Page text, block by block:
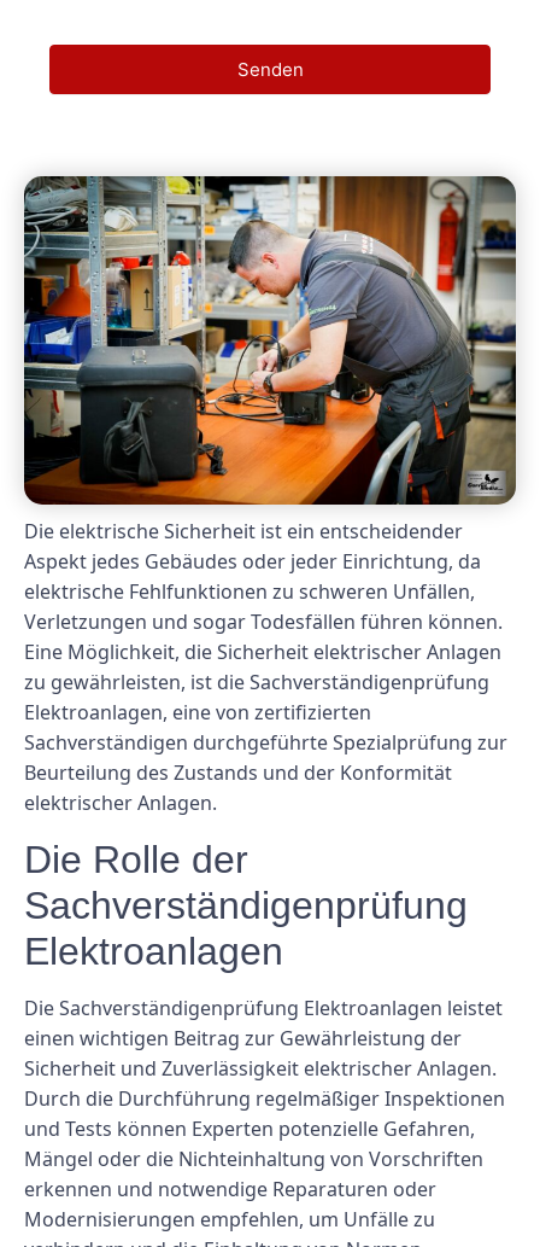
Senden
Die elektrische Sicherheit ist ein entscheidender
Aspekt jedes Gebäudes oder jeder Einrichtung, da
elektrische Fehlfunktionen zu schweren Unfällen,
Verletzungen und sogar Todesfällen führen können.
Eine Möglichkeit, die Sicherheit elektrischer Anlagen
zu gewährleisten, ist die Sachverständigenprüfung
Elektroanlagen, eine von zertifizierten
Sachverständigen durchgeführte Spezialprüfung zur
Beurteilung des Zustands und der Konformität
elektrischer Anlagen.
Die Rolle der
Sachverständigenprüfung
Elektroanlagen
Die Sachverständigenprüfung Elektroanlagen leistet
einen wichtigen Beitrag zur Gewährleistung der
Sicherheit und Zuverlässigkeit elektrischer Anlagen.
Durch die Durchführung regelmäßiger Inspektionen
und Tests können Experten potenzielle Gefahren,
Mängel oder die Nichteinhaltung von Vorschriften
erkennen und notwendige Reparaturen oder
Modernisierungen empfehlen, um Unfälle zu